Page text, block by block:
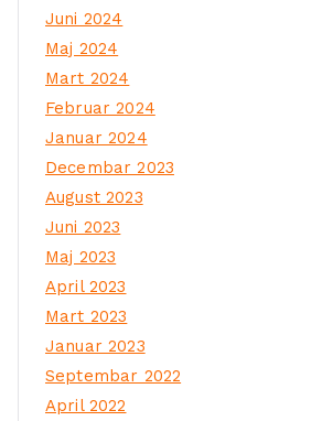
Juni 2024
Maj 2024
Mart 2024
Februar 2024
Januar 2024
Decembar 2023
August 2023
Juni 2023
Maj 2023
April 2023
Mart 2023
Januar 2023
Septembar 2022
April 2022